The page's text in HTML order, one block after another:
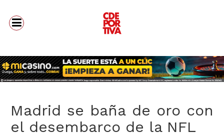
Madrid se baña de oro con
el desembarco de la NFL